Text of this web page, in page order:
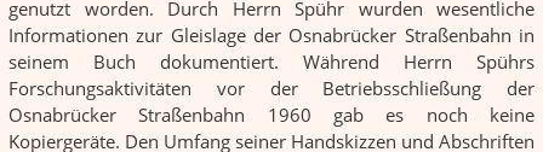
genutzt worden. Durch Herrn Spühr wurden wesentliche
Informationen zur Gleislage der Osnabrücker Straßenbahn in
seinem Buch dokumentiert. Während Herrn Spührs
Forschungsaktivitäten vor der Betriebsschließung der
Osnabrücker Straßenbahn 1960 gab es noch keine
Kopiergeräte. Den Umfang seiner Handskizzen und Abschriften